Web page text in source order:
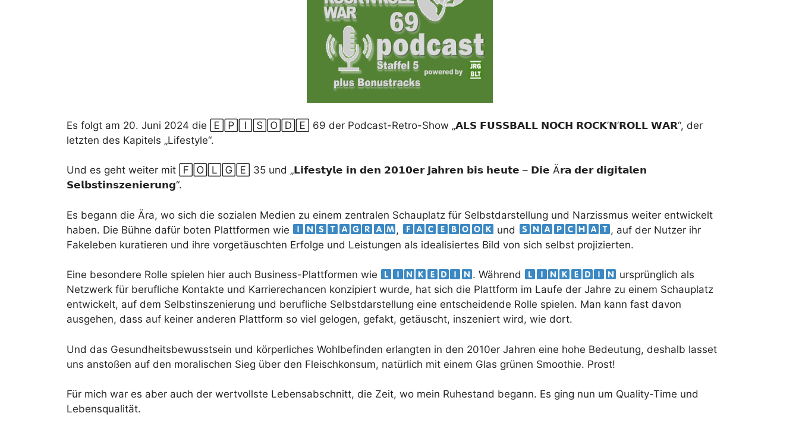
Es folgt am 20. Juni 2024 die 🄴🄿🄸🅂🄾🄳🄴 69 der Podcast-Retro-Show „𝗔𝗟𝗦 𝗙𝗨𝗦𝗦𝗕𝗔𝗟𝗟 𝗡𝗢𝗖𝗛 𝗥𝗢𝗖𝗞’𝗡’𝗥𝗢𝗟𝗟 𝗪𝗔𝗥“, der
letzten des Kapitels „Lifestyle“.
Und es geht weiter mit 🄵🄾🄻🄶🄴 35 und „𝗟𝗶𝗳𝗲𝘀𝘁𝘆𝗹𝗲 𝗶𝗻 𝗱𝗲𝗻 𝟮𝟬𝟭𝟬𝗲𝗿 𝗝𝗮𝗵𝗿𝗲𝗻 𝗯𝗶𝘀 𝗵𝗲𝘂𝘁𝗲 – 𝗗𝗶𝗲 Ä𝗿𝗮 𝗱𝗲𝗿 𝗱𝗶𝗴𝗶𝘁𝗮𝗹𝗲𝗻
𝗦𝗲𝗹𝗯𝘀𝘁𝗶𝗻𝘀𝘇𝗲𝗻𝗶𝗲𝗿𝘂𝗻𝗴“.
Es begann die Ära, wo sich die sozialen Medien zu einem zentralen Schauplatz für Selbstdarstellung und Narzissmus weiter entwickelt
haben. Die Bühne dafür boten Plattformen wie ​
​, ​ ​ und ​
​, auf der Nutzer ihr
Fakeleben kuratieren und ihre vorgetäuschten Erfolge und Leistungen als idealisiertes Bild von sich selbst projizierten.
Eine besondere Rolle spielen hier auch Business-Plattformen wie ​ ​. Während ​
​ ursprünglich als
Netzwerk für berufliche Kontakte und Karrierechancen konzipiert wurde, hat sich die Plattform im Laufe der Jahre zu einem Schauplatz
entwickelt, auf dem Selbstinszenierung und berufliche Selbstdarstellung eine entscheidende Rolle spielen. Man kann fast davon
ausgehen, dass auf keiner anderen Plattform so viel gelogen, gefakt, getäuscht, inszeniert wird, wie dort.
Und das Gesundheitsbewusstsein und körperliches Wohlbefinden erlangten in den 2010er Jahren eine hohe Bedeutung, deshalb lasset
uns anstoßen auf den moralischen Sieg über den Fleischkonsum, natürlich mit einem Glas grünen Smoothie. Prost!
Für mich war es aber auch der wertvollste Lebensabschnitt, die Zeit, wo mein Ruhestand begann. Es ging nun um Quality-Time und
Lebensqualität.